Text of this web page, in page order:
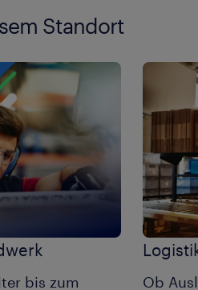
Standort
bis zum
Ob